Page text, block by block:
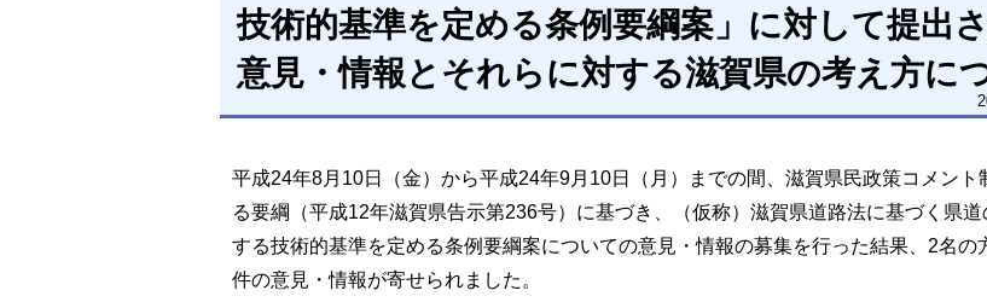
技術的基準を定める条例要綱案」に対して提出
意見・情報とそれらに対する滋賀県の考え方に
平成24年8月10日（金）から平成24年9月10日（月）までの間、滋賀県民政策コメント
る要綱（平成12年滋賀県告示第236号）に基づき、（仮称）滋賀県道路法に基づく県道
する技術的基準を定める条例要綱案についての意見・情報の募集を行った結果、2名の
件の意見・情報が寄せられました。